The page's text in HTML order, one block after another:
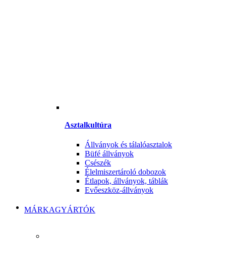
Asztalkultúra
Állványok és tálalóasztalok
Büfé állványok
Csészék
Élelmiszertároló dobozok
Étlapok, állványok, táblák
Evőeszköz-állványok
MÁRKAGYÁRTÓK